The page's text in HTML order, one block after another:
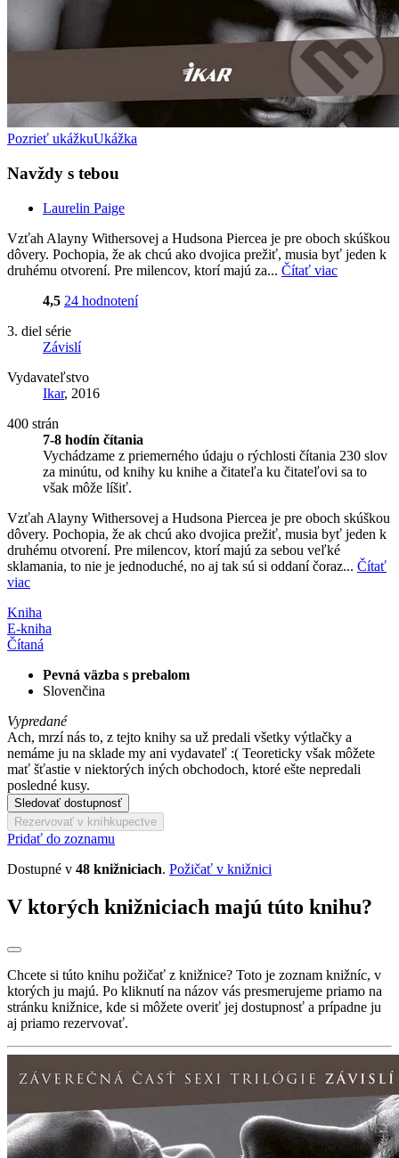
Pozrieť ukážkuUkážka
Navždy s tebou
Laurelin Paige
Vzťah Alayny Withersovej a Hudsona Piercea je pre oboch skúškou
dôvery. Pochopia, že ak chcú ako dvojica prežiť, musia byť jeden k
druhému otvorení. Pre milencov, ktorí majú za... Čítať viac
4,5 24 hodnotení
3. diel série
Závislí
Vydavateľstvo
Ikar, 2016
400 strán
7-8 hodín čítania
Vychádzame z priemerného údaju o rýchlosti čítania 230 slov
za minútu, od knihy ku knihe a čitateľa ku čitateľovi sa to
však môže líšiť.
Vzťah Alayny Withersovej a Hudsona Piercea je pre oboch skúškou
dôvery. Pochopia, že ak chcú ako dvojica prežiť, musia byť jeden k
druhému otvorení. Pre milencov, ktorí majú za sebou veľké
sklamania, to nie je jednoduché, no aj tak sú si oddaní čoraz... Čítať
viac
Kniha
E-kniha
Čítaná
Pevná väzba s prebalom
Slovenčina
Vypredané
Ach, mrzí nás to, z tejto knihy sa už predali všetky výtlačky a
nemáme ju na sklade my ani vydavateľ :( Teoreticky však môžete
mať šťastie v niektorých iných obchodoch, ktoré ešte nepredali
posledné kusy.
Sledovať dostupnosť
Rezervovať v kníhkupectve
Pridať do zoznamu
Dostupné v 48 knižniciach. Požičať v knižnici
V ktorých knižniciach majú túto knihu?
Chcete si túto knihu požičať z knižnice? Toto je zoznam knižníc, v
ktorých ju majú. Po kliknutí na názov vás presmerujeme priamo na
stránku knižnice, kde si môžete overiť jej dostupnosť a prípadne ju
aj priamo rezervovať.